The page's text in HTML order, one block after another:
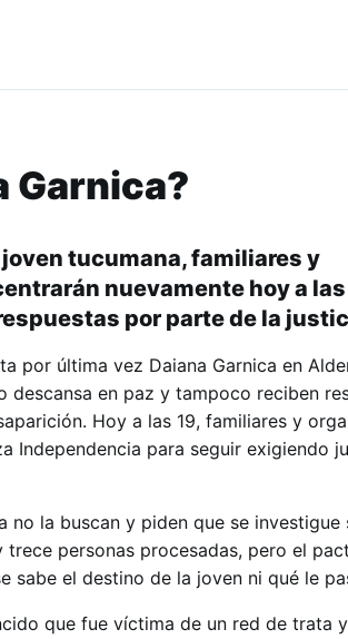
Garnica?
tucumana, familiares y
nuevamente hoy a las
por parte de la
por última vez Daiana Garnica en
descansa en paz y tampoco reciben
Hoy a las 19, familiares y
Independencia para seguir exigiendo
no la buscan y piden que se
personas procesadas, pero el
sabe el destino de la joven ni qué le
que fue víctima de un red de trata